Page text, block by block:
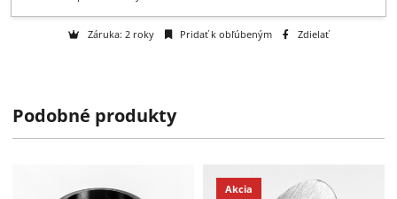
Získajte B2B zľavy > > >
k dispozícii do 2 týždňov
Podobné produkty
Akcia